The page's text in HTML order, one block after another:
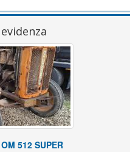
512 SUPER